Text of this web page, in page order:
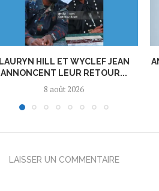
LAURYN HILL ET WYCLEF JEAN
ANNONCENT LEUR RETOUR...
8 août 2026
LAISSER UN COMMENTAIRE